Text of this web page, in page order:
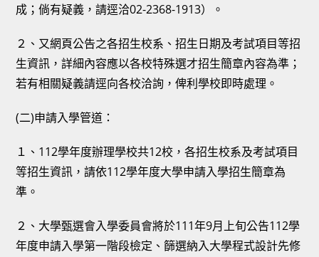
成；倘有疑義，請逕洽02-2368-1913）。
２、又網頁公告之各招生校系、招生日期及考試項目等招
生資訊，詳細內容應以各校特殊選才招生簡章內容為準；
若有相關疑義請逕向各校洽詢，俾利學校即時處理。
(二)申請入學管道：
１、112學年度辦理學校共12校，各招生校系及考試項目
等招生資訊，請依112學年度大學申請入學招生簡章為
準。
２、大學甄選會入學委員會將於111年9月上旬公告112學
年度申請入學第一階段檢定、篩選納入大學程式設計先修